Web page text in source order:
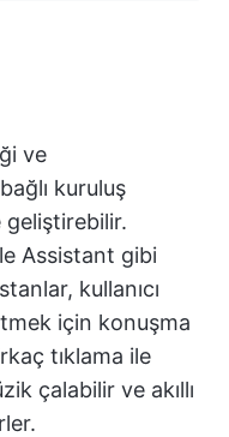
ve
kuruluş
geliştirebilir.
Assistant gibi
kullanıcı
için konuşma
tıklama ile
çalabilir ve akıllı